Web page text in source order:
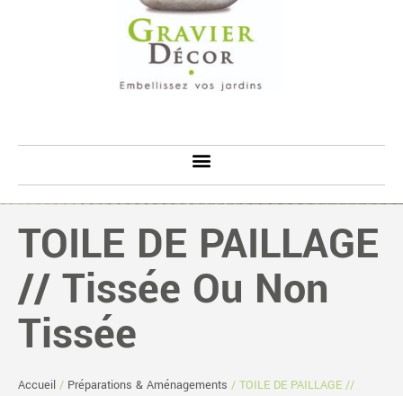
TOILE DE PAILLAGE
// Tissée Ou Non
Tissée
Accueil / Préparations & Aménagements / TOILE DE PAILLAGE //